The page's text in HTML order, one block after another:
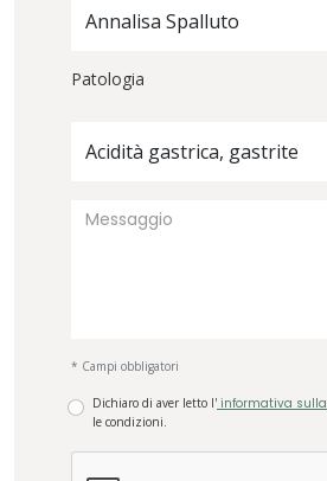
Annalisa Spalluto
Patologia
Acidità gastrica, gastrite
* Campi obbligatori
Dichiaro di aver letto l' informativa
le condizioni.